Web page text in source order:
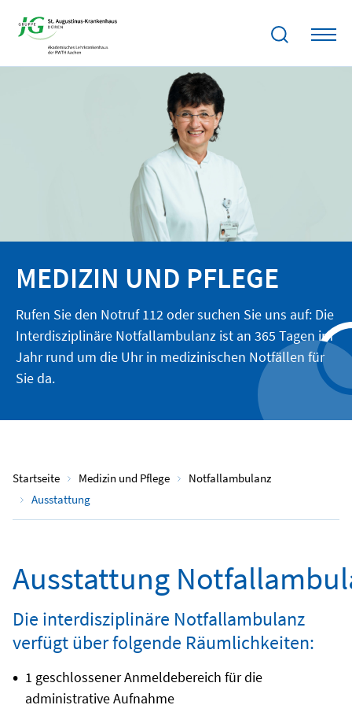
MEDIZIN UND PFLEGE
Rufen Sie den Notruf 112 oder suchen Sie uns auf: Die
Interdisziplinäre Notfallambulanz ist an 365 Tagen im
Jahr rund um die Uhr in medizinischen Notfällen für
Sie da.
Startseite Medizin und Pflege
Notfallambulanz
Ausstattung
Ausstattung
Die interdisziplinäre Notfallambulanz
verfügt über folgende Räumlichkeiten:
1 geschlossener Anmeldebereich für die
administrative Aufnahme